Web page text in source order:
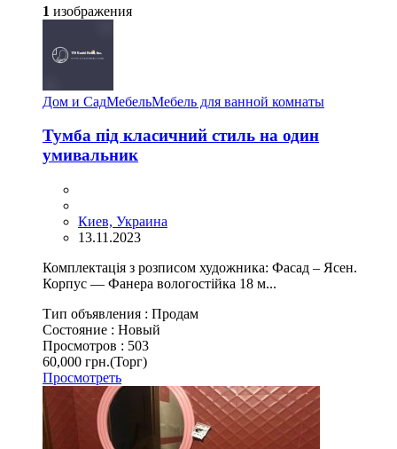
1 изображения
Дом и СадМебельМебель для ванной комнаты
Тумба під класичний стиль на один
умивальник
Киев, Украина
13.11.2023
Комплектація з розписом художника: Фасад – Ясен.
Корпус ― Фанера вологостійка 18 м...
Тип объявления : Продам
Состояние : Новый
Просмотров : 503
60,000 грн.(Торг)
Просмотреть